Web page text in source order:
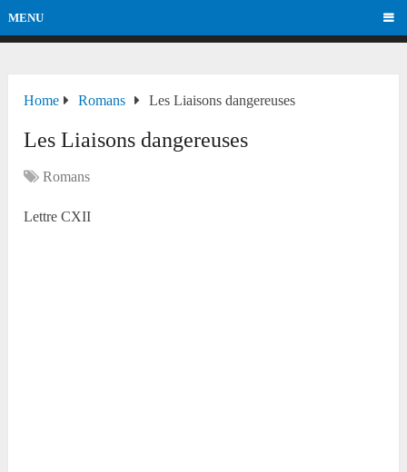
MENU
Home Romans Les Liaisons dangereuses
Les Liaisons dangereuses
Romans
Lettre CXII